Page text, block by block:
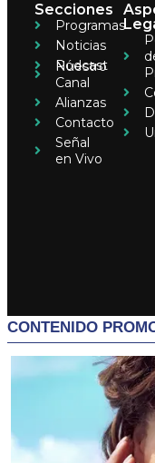
Secciones
Programas
Noticias
Pódcast
Nuestro
Canal
Alianzas
Contacto
Señal
en Vivo